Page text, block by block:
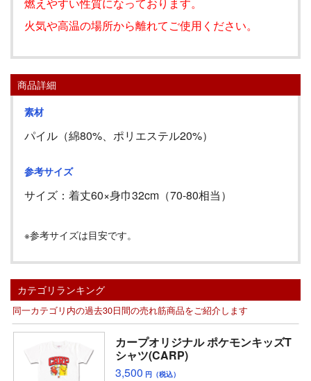
火気や高温の場所から離れてご使用ください。
商品詳細
素材
パイル（綿80%、ポリエステル20%）
参考サイズ
サイズ：着丈60×身巾32cm （70-80相当）
※参考サイズは目安です。
カテゴリランキング
同一カテゴリ内の過去30日間の売れ筋商品をご紹介します
カープオリジナル ポケモンキッズT
シャツ(CARP)
3,500 円（税込）